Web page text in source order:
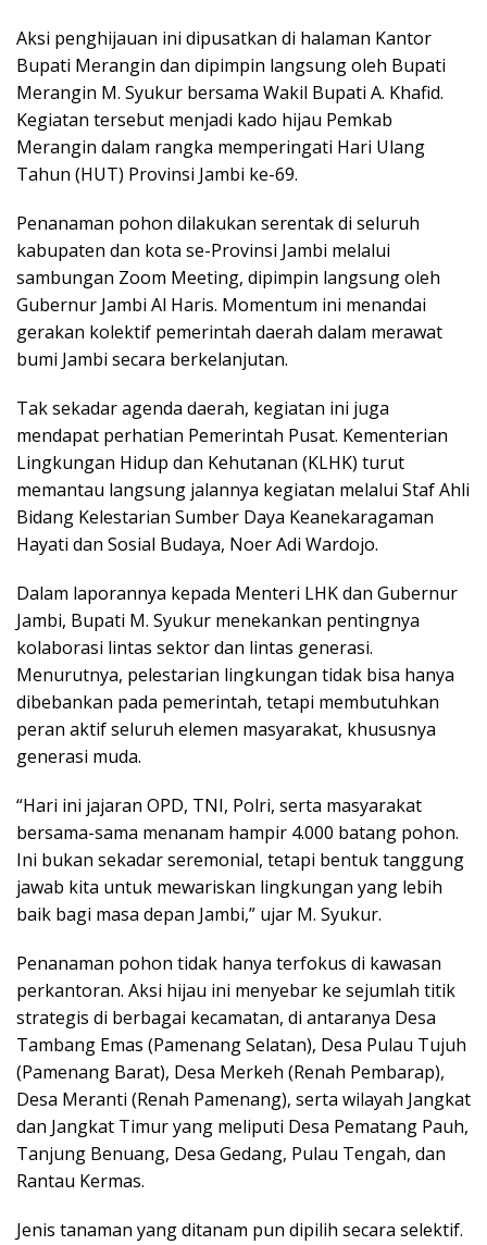
Aksi penghijauan ini dipusatkan di halaman Kantor
Bupati Merangin dan dipimpin langsung oleh Bupati
Merangin M. Syukur bersama Wakil Bupati A. Khafid.
Kegiatan tersebut menjadi kado hijau Pemkab
Merangin dalam rangka memperingati Hari Ulang
Tahun (HUT) Provinsi Jambi ke-69.
Penanaman pohon dilakukan serentak di seluruh
kabupaten dan kota se-Provinsi Jambi melalui
sambungan Zoom Meeting, dipimpin langsung oleh
Gubernur Jambi Al Haris. Momentum ini menandai
gerakan kolektif pemerintah daerah dalam merawat
bumi Jambi secara berkelanjutan.
Tak sekadar agenda daerah, kegiatan ini juga
mendapat perhatian Pemerintah Pusat. Kementerian
Lingkungan Hidup dan Kehutanan (KLHK) turut
memantau langsung jalannya kegiatan melalui Staf Ahli
Bidang Kelestarian Sumber Daya Keanekaragaman
Hayati dan Sosial Budaya, Noer Adi Wardojo.
Dalam laporannya kepada Menteri LHK dan Gubernur
Jambi, Bupati M. Syukur menekankan pentingnya
kolaborasi lintas sektor dan lintas generasi.
Menurutnya, pelestarian lingkungan tidak bisa hanya
dibebankan pada pemerintah, tetapi membutuhkan
peran aktif seluruh elemen masyarakat, khususnya
generasi muda.
“Hari ini jajaran OPD, TNI, Polri, serta masyarakat
bersama-sama menanam hampir 4.000 batang pohon.
Ini bukan sekadar seremonial, tetapi bentuk tanggung
jawab kita untuk mewariskan lingkungan yang lebih
baik bagi masa depan Jambi,” ujar M. Syukur.
Penanaman pohon tidak hanya terfokus di kawasan
perkantoran. Aksi hijau ini menyebar ke sejumlah titik
strategis di berbagai kecamatan, di antaranya Desa
Tambang Emas (Pamenang Selatan), Desa Pulau Tujuh
(Pamenang Barat), Desa Merkeh (Renah Pembarap),
Desa Meranti (Renah Pamenang), serta wilayah Jangkat
dan Jangkat Timur yang meliputi Desa Pematang Pauh,
Tanjung Benuang, Desa Gedang, Pulau Tengah, dan
Rantau Kermas.
Jenis tanaman yang ditanam pun dipilih secara selektif.